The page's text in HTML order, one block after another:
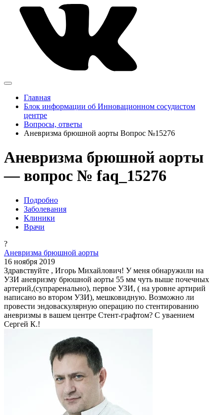
Главная
Блок информации об Инновационном сосудистом
центре
Вопросы, ответы
Аневризма брюшной аорты Вопрос №15276
Аневризма брюшной аорты
— вопрос № faq_15276
Подробно
Заболевания
Клиники
Врачи
?
Аневризма брюшной аорты
16 ноября 2019
Здравствуйте , Игорь Михайлович! У меня обнаружили на
УЗИ аневризму брюшной аорты 55 мм чуть выше почечных
артерий,(супраренально), первое УЗИ, ( на уровне артирий
написано во втором УЗИ), мешковидную. Возможно ли
провести эндоваскулярную операцию по стентированию
аневризмы в вашем центре Стент-графтом? С уваением
Сергей К.!